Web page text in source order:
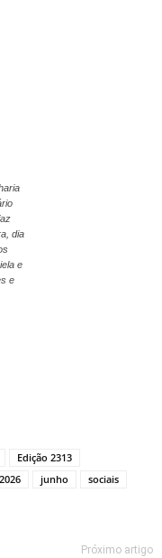
dia
e
e
Edição 2313
junho
sociais
Próximo artigo